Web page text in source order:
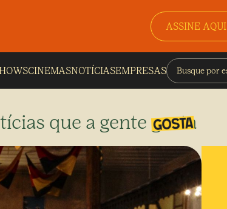
ASSINE AQUI
CINEMASNOTÍCIASEMPRESAS
que a gente gosta